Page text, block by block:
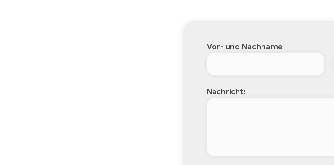
Vor- und Nachname
Nachricht: